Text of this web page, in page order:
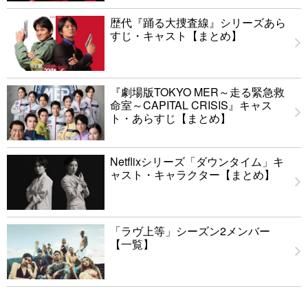
歴代『踊る大捜査線』シリーズあら
すじ・キャスト【まとめ】
『劇場版TOKYO MER～走る緊急救
命室～CAPITAL CRISIS』キャス
ト・あらすじ【まとめ】
Netflixシリーズ「ダウンタイム」キ
ャスト・キャラクター【まとめ】
「ラヴ上等」シーズン2メンバー
【一覧】